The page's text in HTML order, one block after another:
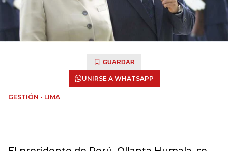
GUARDAR
UNIRSE A WHATSAPP
GESTIÓN - LIMA